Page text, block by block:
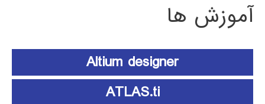
آموزش ها
Altium designer
ATLAS.ti